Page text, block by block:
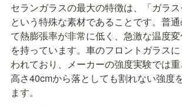
セランガラスの最大の特徴は、「ガラス
という特殊な素材であることです。普
て熱膨張率が非常に低く、急激な温度
を持っています。車のフロントガラス
われており、メーカーの強度実験では
高さ40cmから落としても割れない強度
ます。